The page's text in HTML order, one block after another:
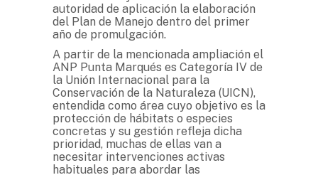
autoridad de aplicación la elaboración
del Plan de Manejo dentro del primer
año de promulgación.
A partir de la mencionada ampliación el
ANP Punta Marqués es Categoría IV de
la Unión Internacional para la
Conservación de la Naturaleza (UICN),
entendida como área cuyo objetivo es la
protección de hábitats o especies
concretas y su gestión refleja dicha
prioridad, muchas de ellas van a
necesitar intervenciones activas
habituales para abordar las